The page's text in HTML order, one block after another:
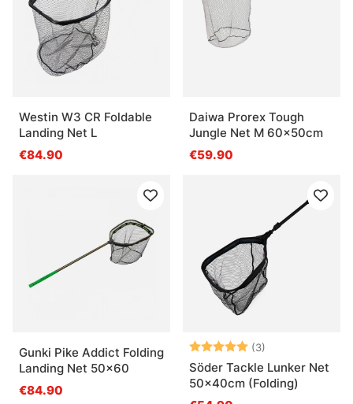
Westin W3 CR Foldable
Landing Net L
€84.90
Daiwa Prorex Tough
Jungle Net M 60x50cm
€59.90
Gunki Pike Addict Folding
Landing Net 50x60
€84.90
Arvio: (3)
Söder Tackle Lunker Net
50x40cm (Folding)